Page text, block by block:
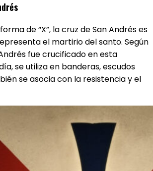
de “X”, la cruz de San Andrés es
el martirio del santo. Según
fue crucificado en esta
se utiliza en banderas, escudos
se asocia con la resistencia y el